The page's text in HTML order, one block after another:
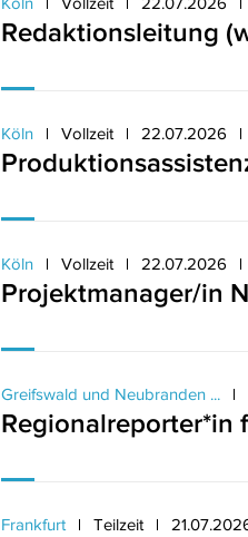
Redaktionsleitung
Köln Vollzeit 22.07.2026
Köln Vollzeit 22.07.2026
Projektmanager/in
Greifswald und Neubranden ...
Regionalreporter*in
Frankfurt Teilzeit